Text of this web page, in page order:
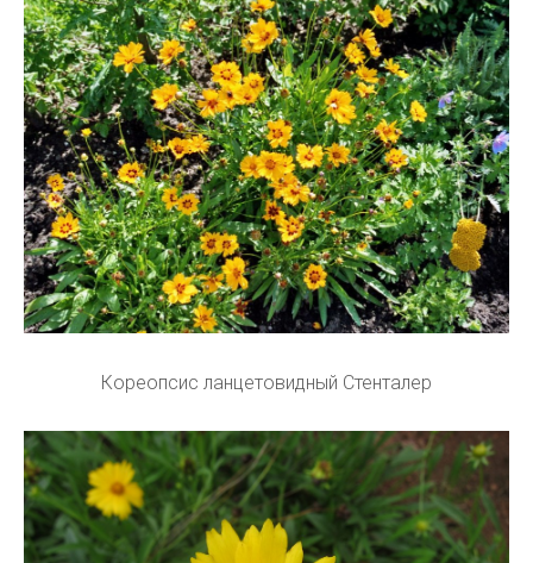
Кореопсис ланцетовидный Стенталер